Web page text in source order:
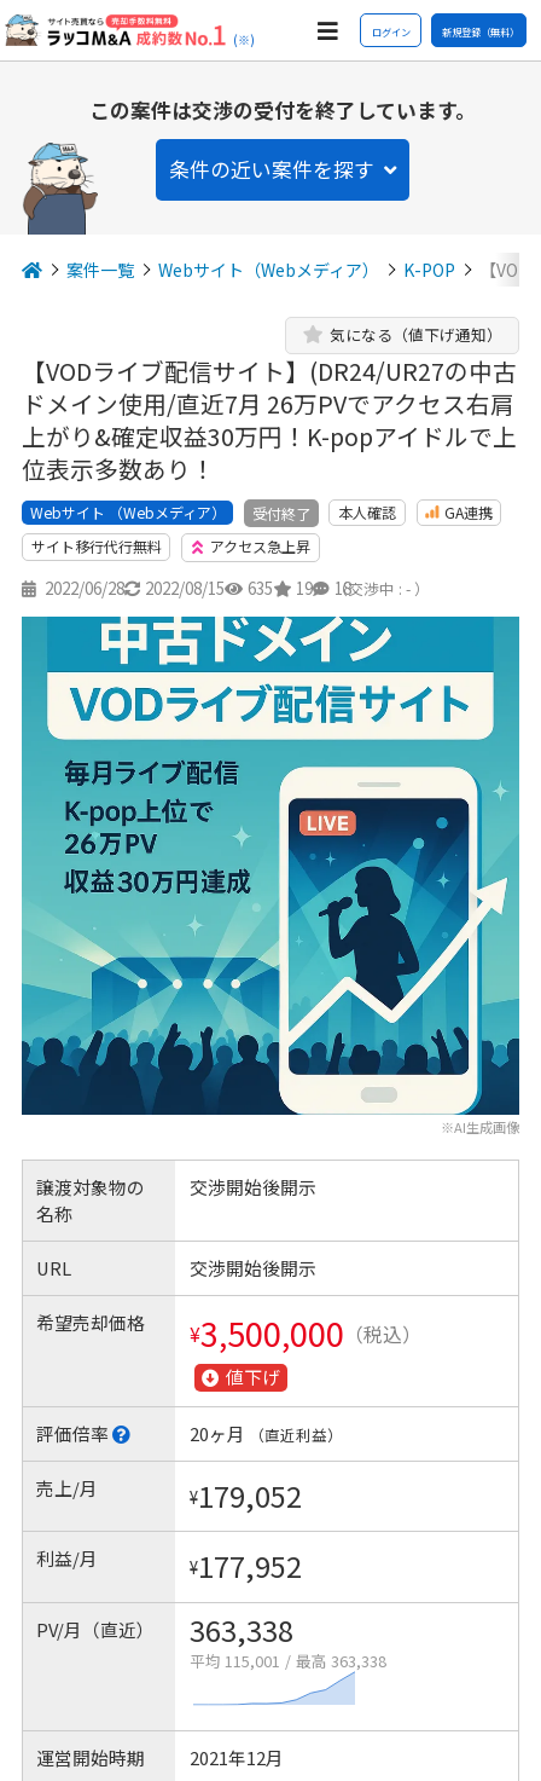
(※) ログイン 新規登録（無料）
この案件は交渉の受付を終了しています。
条件の近い案件を探す
案件一覧 Webサイト（Webメディア） K-POP 【
【VODライブ配信サイト】(DR24/UR27の中古
ドメイン使用/直近7月 26万PVでアクセス右肩
上がり&確定収益30万円！K-popアイドルで上
位表示多数あり！
気になる（値下げ通知）
Webサイト （Webメディア） 受付終了 本人確認
GA連携
サイト移行代行無料
アクセス急上昇
2022/06/28 2022/08/15 635 19 18
（交渉中 : - ）
※AI生成画像
譲渡対象物の
名称
交渉開始後開示
URL 交渉開始後開示
希望売却価格 ¥3,500,000 （税込）
値下げ
評価倍率 20ヶ月 （直近利益）
売上/月 ¥179,052
利益/月 ¥177,952
PV/月（直近） 363,338
平均 115,001 / 最高 363,338
運営開始時期 2021年12月